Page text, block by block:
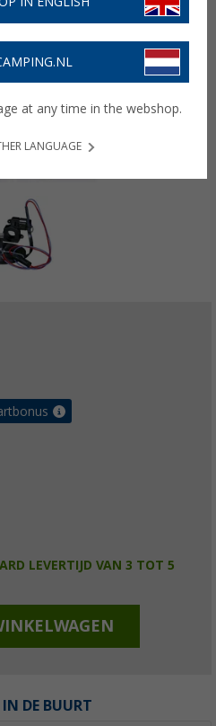
LEVERTIJD VAN 3 TOT 5
IN DE BUURT
at any time in the webshop.
LANGUAGE